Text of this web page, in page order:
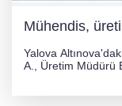
Mühendis,
Yalova
A., Üretim Müdürü